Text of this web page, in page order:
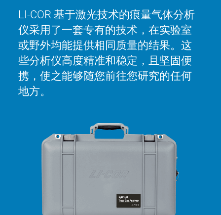
LI-COR 基于激光技术的痕量气体分析
仪采用了一套专有的技术，在实验室
或野外均能提供相同质量的结果。这
些分析仪高度精准和稳定，且坚固便
携，使之能够随您前往您研究的任何
地方。